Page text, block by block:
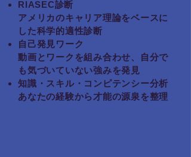
RIASEC診断
アメリカのキャリア理論をベースに
した科学的適性診断
自己発見ワーク
動画とワークを組み合わせ、自分で
も気づいていない強みを発見
知識・スキル・コンピテンシー分析
あなたの経験から才能の源泉を整理